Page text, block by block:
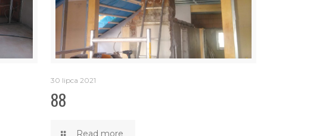
30 lipca 2021
88